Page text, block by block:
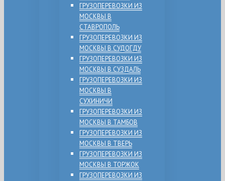
ГРУЗОПЕРЕВОЗКИ ИЗ
МОСКВЫ В
СТАВРОПОЛЬ
ГРУЗОПЕРЕВОЗКИ ИЗ
МОСКВЫ В СУДОГДУ
ГРУЗОПЕРЕВОЗКИ ИЗ
МОСКВЫ В СУЗДАЛЬ
ГРУЗОПЕРЕВОЗКИ ИЗ
МОСКВЫ В
СУХИНИЧИ
ГРУЗОПЕРЕВОЗКИ ИЗ
МОСКВЫ В ТАМБОВ
ГРУЗОПЕРЕВОЗКИ ИЗ
МОСКВЫ В ТВЕРЬ
ГРУЗОПЕРЕВОЗКИ ИЗ
МОСКВЫ В ТОРЖОК
ГРУЗОПЕРЕВОЗКИ ИЗ